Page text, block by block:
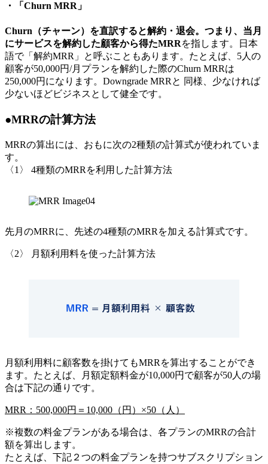
・「Churn MRR」
Churn（チャーン）を直訳すると解約・退会。つまり、当月
にサービスを解約した顧客から得たMRRを指します。日本
語で「解約MRR」と呼ぶこともあります。たとえば、5人の
顧客が50,000円/月プランを解約した際のChurn MRRは
250,000円になります。Downgrade MRRと 同様、少なければ
少ないほどビジネスとして健全です。
●MRRの計算方法
MRRの算出には、おもに次の2種類の計算式が使われていま
す。
〈1〉 4種類のMRRを利用した計算方法
先月のMRRに、先述の4種類のMRRを加える計算式です。
〈2〉 月額利用料を使った計算方法
月額利用料に顧客数を掛けてもMRRを算出することができ
ます。たとえば、月額定額料金が10,000円で顧客が50人の場
合は下記の通りです。
MRR：500,000円＝10,000（円）×50（人）
※複数の料金プランがある場合は、各プランのMRRの合計
額を算出します。
たとえば、下記２つの料金プランを持つサブスクリプション